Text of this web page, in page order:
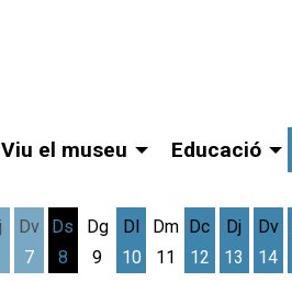
Viu el museu Educació
Dv
7
Ds
8
Dg
9
Dl
10
Dm
11
Dc
12
Dj
13
Dv
14